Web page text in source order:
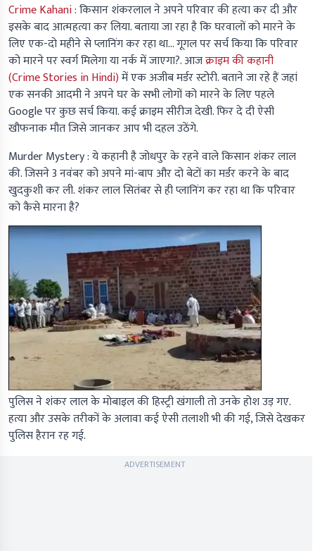
Crime Kahani :किसान शंकरलाल ने अपने परिवार की हत्या कर दी और
इसके बाद आत्महत्या कर लिया. बताया जा रहा है कि घरवालों को मारने के
लिए एक-दो महीने से प्लानिंग कर रहा था... गूगल पर सर्च किया कि परिवार
को मारने पर स्वर्ग मिलेगा या नर्क में जाएगा?. आजक्राइम की कहानी
(Crime Stories in Hindi)में एक अजीब मर्डर स्टोरी. बताने जा रहे हैं जहां
एक सनकी आदमी ने अपने घर के सभी लोगों को मारने के लिए पहले
Google पर कुछ सर्च किया. कई क्राइम सीरीज देखी. फिर दे दी ऐसी
खौफनाक मौत जिसे जानकर आप भी दहल उठेंगे.
Murder Mystery :ये कहानी है जोधपुर के रहने वाले किसान शंकर लाल
की. जिसने 3 नवंबर को अपने मां-बाप और दो बेटों का मर्डर करने के बाद
खुदकुशी कर ली. शंकर लाल सितंबर से ही प्लानिंग कर रहा था कि परिवार
को कैसे मारना है?
पुलिस ने शंकर लाल के मोबाइल की हिस्ट्री खंगाली तो उनके होश उड़ गए.
हत्या और उसके तरीकों के अलावा कई ऐसी तलाशी भी की गई, जिसे देखकर
पुलिस हैरान रह गई.
ADVERTISEMENT